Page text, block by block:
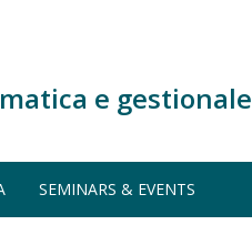
e gestionale
SEMINARS & EVENTS